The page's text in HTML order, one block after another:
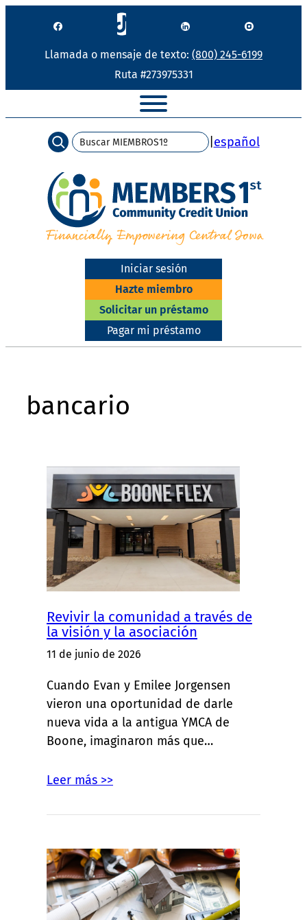
contenidoLlamada o mensaje de texto: (800) 245-6199
Ruta #273975331
Buscar | español
Iniciar sesión
Hazte miembro
Solicitar un préstamo
Pagar mi préstamo
bancario
Revivir la comunidad a través de
la visión y la asociación
11 de junio de 2026
Cuando Evan y Emilee Jorgensen
vieron una oportunidad de darle
nueva vida a la antigua YMCA de
Boone, imaginaron más que…
Leer más >>